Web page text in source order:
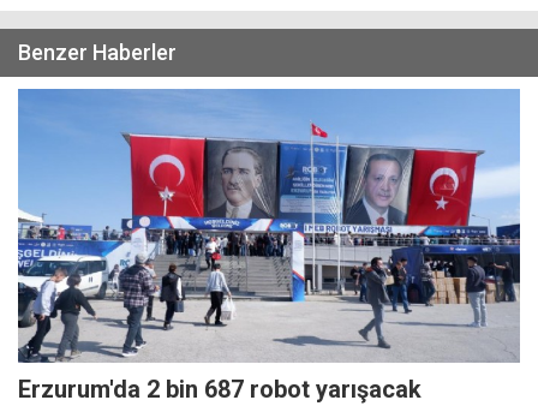
Benzer Haberler
Erzurum'da 2 bin 687 robot yarışacak